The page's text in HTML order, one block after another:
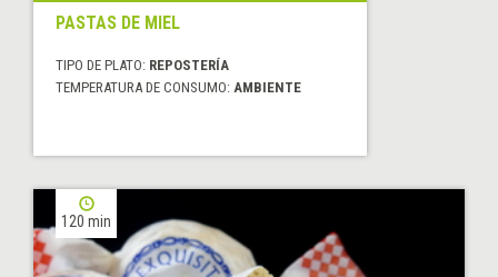
PASTAS DE MIEL
TIPO DE PLATO: REPOSTERÍA
TEMPERATURA DE CONSUMO: AMBIENTE
120 min